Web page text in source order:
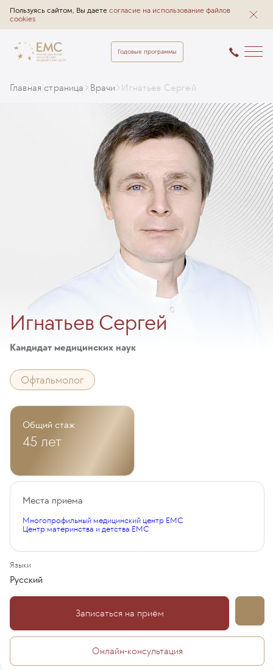
Пользуясь сайтом, Вы даете согласие на использование файлов
cookies
Годовые программы
Главная страница Врачи Игнатьев Сергей
Игнатьев Сергей
Кандидат медицинских наук
Офтальмолог
Общий стаж
45 лет
Места приема
Многопрофильный медицинский центр EMC
Центр материнства и детства EMC
Языки
Русский
Записаться на приём
Онлайн-консультация